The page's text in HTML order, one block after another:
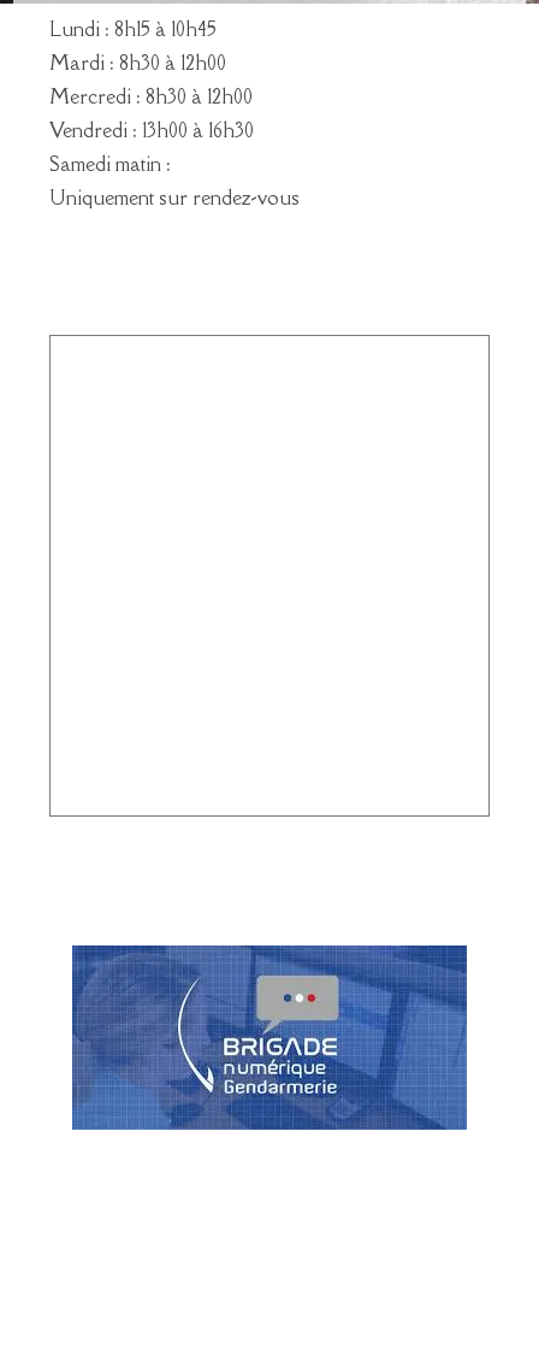
Lundi : 8h15 à 10h45
Mardi : 8h30 à 12h00
Mercredi : 8h30 à 12h00
Vendredi : 13h00 à 16h30
Samedi matin :
Uniquement sur rendez-vous